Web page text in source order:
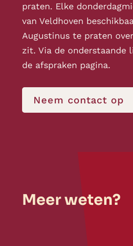
praten. Elke
van Veldhoven
Augustinus te praten
zit. Via de onderstaande
de afspraken pagina.
Neem contact op
Meer weten?